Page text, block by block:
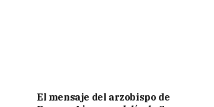
El mensaje del arzobispo de